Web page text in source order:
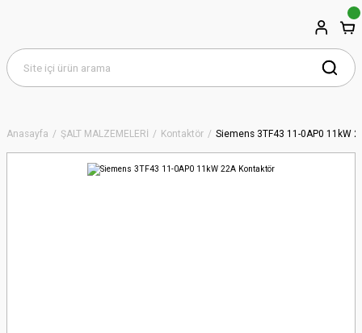
Anasayfa ŞALT MALZEMELERİ Kontaktör Siemens 3TF43 11-0AP0 11kW